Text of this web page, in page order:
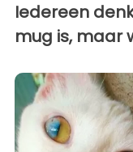
Iedereen
mug is, maar